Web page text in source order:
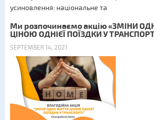
усиновлення: національне та
Ми розпочинаємо акцію «ЗМІНИ
ЦІНОЮ ОДНІЄЇ ПОЇЗДКИ У
SEPTEMBER 14, 2021